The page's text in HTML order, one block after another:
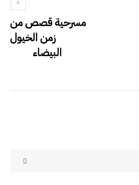
مسرحية قصص من
زمن الخيول
البيضاء